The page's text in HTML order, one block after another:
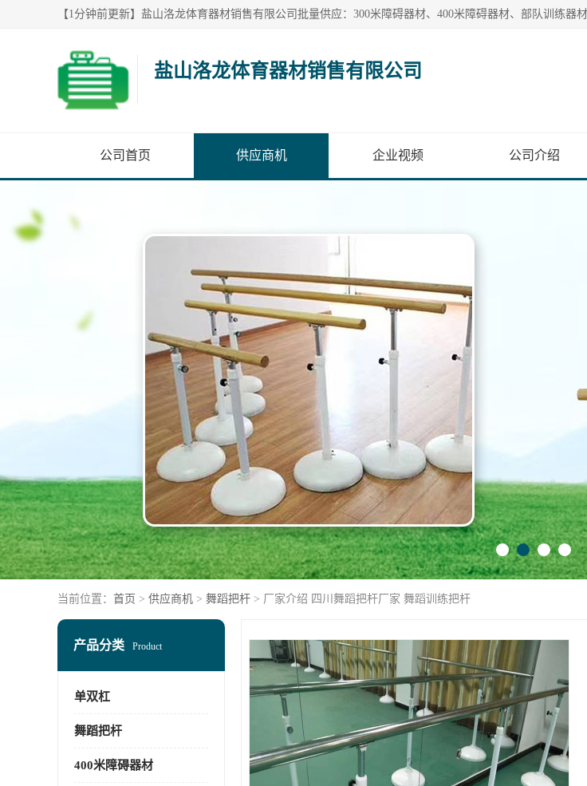
盐山洛龙体育器材销售有限公司
公司首页 供应商机 企业视频 公司介绍
当前位置： 首页 > 供应商机 > 舞蹈把杆 > 厂家介绍 四川舞蹈把杆厂家 舞蹈训练把杆
产品分类 Product
单双杠
舞蹈把杆
400米障碍器材